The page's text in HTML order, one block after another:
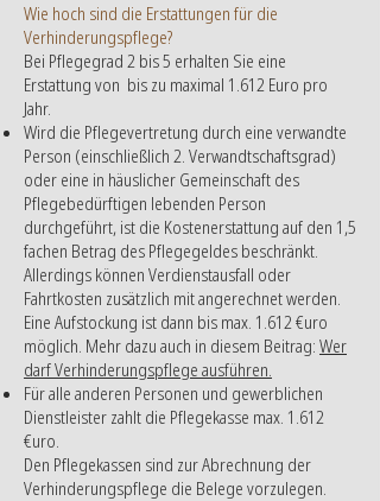
Wie hoch sind die Erstattungen für die
Verhinderungspflege?
Bei Pflegegrad 2 bis 5 erhalten Sie eine
Erstattung von bis zu maximal 1.612 Euro pro
Jahr.
Wird die Pflegevertretung durch eine verwandte
Person (einschließlich 2. Verwandtschaftsgrad)
oder eine in häuslicher Gemeinschaft des
Pflegebedürftigen lebenden Person
durchgeführt, ist die Kostenerstattung auf den 1,5
fachen Betrag des Pflegegeldes beschränkt.
Allerdings können Verdienstausfall oder
Fahrtkosten zusätzlich mit angerechnet werden.
Eine Aufstockung ist dann bis max. 1.612 €uro
möglich. Mehr dazu auch in diesem Beitrag: Wer
darf Verhinderungspflege ausführen.
Für alle anderen Personen und gewerblichen
Dienstleister zahlt die Pflegekasse max. 1.612
€uro.
Den Pflegekassen sind zur Abrechnung der
Verhinderungspflege die Belege vorzulegen.